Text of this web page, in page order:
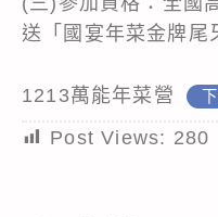
送「國宴年菜金牌尾
1213萬能年菜營
Post Views: 280